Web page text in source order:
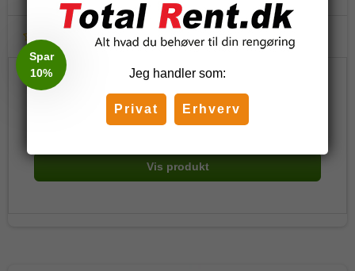
312,50 DKK
157,50 DKK
Vis produkt
Jeg handler som:
Privat Erhverv
Spar
10%